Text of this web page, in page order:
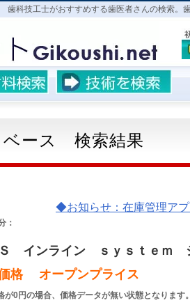
歯科技工士がおすすめする歯医者さんの検索。
ベース 検索結果
◆お知らせ：在庫管理ア
：
Ｓ インライン ｓｙｓｔｅｍ
格 オープンプライス
0円の場合、価格データが無い状態となります。